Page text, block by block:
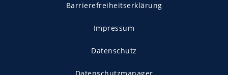
Barrierefreiheitserklärung
Impressum
Datenschutz